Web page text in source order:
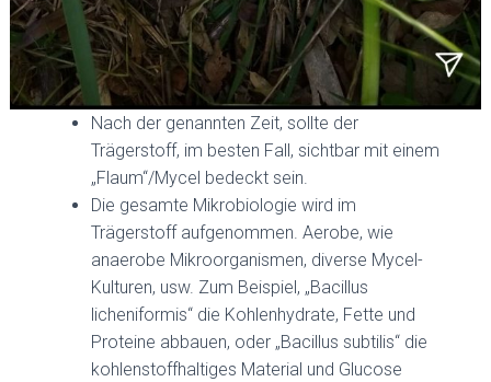
Nach der genannten Zeit, sollte der
Trägerstoff, im besten Fall, sichtbar mit einem
„Flaum“/Mycel bedeckt sein.
Die gesamte Mikrobiologie wird im
Trägerstoff aufgenommen. Aerobe, wie
anaerobe Mikroorganismen, diverse Mycel-
Kulturen, usw. Zum Beispiel, „Bacillus
licheniformis“ die Kohlenhydrate, Fette und
Proteine abbauen, oder „Bacillus subtilis“ die
kohlenstoffhaltiges Material und Glucose